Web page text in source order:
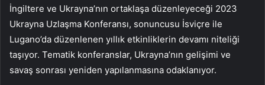
İngiltere ve Ukrayna’nın ortaklaşa düzenleyeceği 2023
Ukrayna Uzlaşma Konferansı, sonuncusu İsviçre ile
Lugano’da düzenlenen yıllık etkinliklerin devamı niteliği
taşıyor. Tematik konferanslar, Ukrayna’nın gelişimi ve
savaş sonrası yeniden yapılanmasına odaklanıyor.